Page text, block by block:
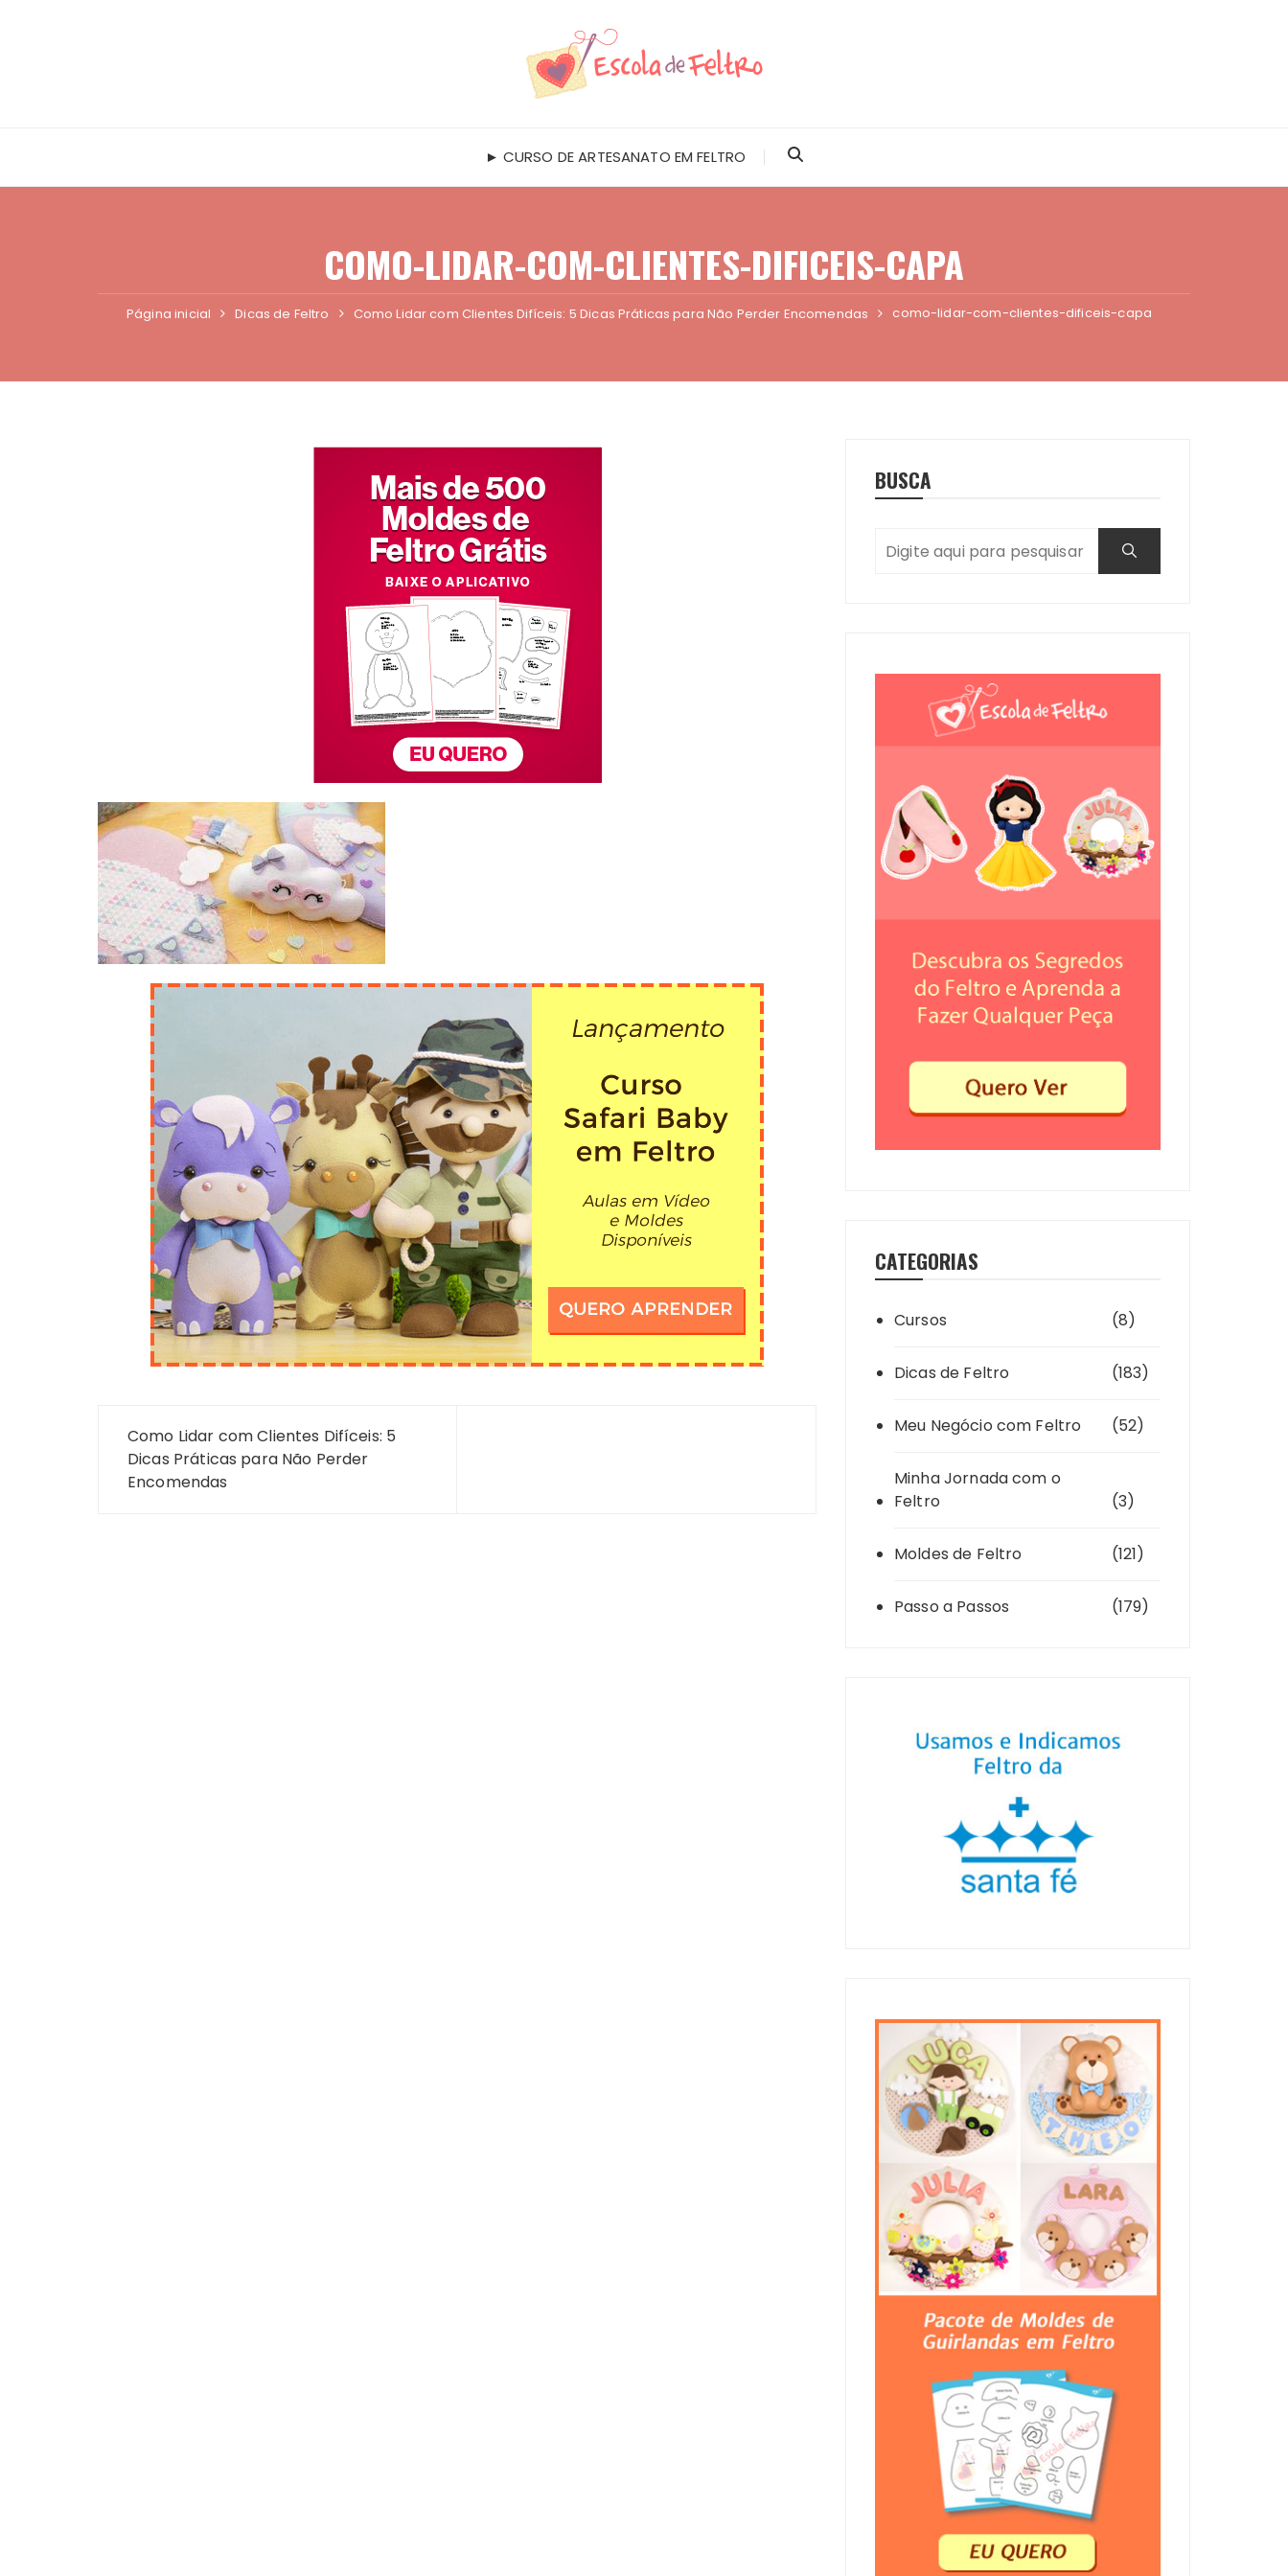
► CURSO DE ARTESANATO EM FELTRO
COMO-LIDAR-COM-CLIENTES-DIFICEIS-CAPA
Página inicial Dicas de Feltro Como Lidar com Clientes Difíceis: 5 Dicas Práticas para Não Perder Encomendas como-lidar-com-clientes-dificeis-capa
Navegação
de
Post
Como Lidar com Clientes Difíceis: 5
Dicas Práticas para Não Perder
Encomendas
BUSCA
CATEGORIAS
Cursos (8)
Dicas de Feltro (183)
Meu Negócio com Feltro (52)
Minha Jornada com o
Feltro
(3)
Moldes de Feltro (121)
Passo a Passos (179)